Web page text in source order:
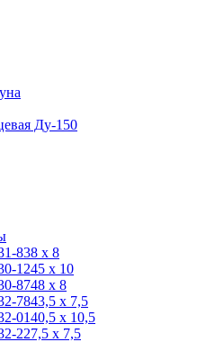
Ду-150
838 x 8
1245 x 10
8748 x 8
7843,5 x 7,5
0140,5 x 10,5
227,5 x 7,5